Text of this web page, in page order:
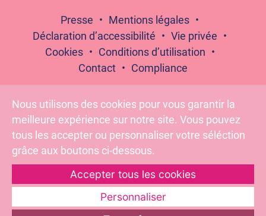
Presse
Mentions légales
Déclaration d’accessibilité
Vie privée
Cookies
Conditions d’utilisation
Contact
Compliance
Pour votre santé, évitez de grignoter entre les repas –
www.mangerbouger.fr
Suivez-nous :
Nous utilisons des cookies pour vous garantir la
meilleure expérience sur notre site. Vous pouvez
tous les accepter ou personnaliser votre séléction
grâce aux boutons ci-dessous.
Accepter tous les cookies
Personnaliser